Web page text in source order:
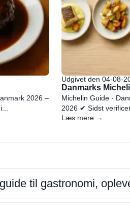
2026 –
Udgivet den 04-08-
Danmarks
Michelin Guide ·
2026 ✔ Sidst
Læs mere →
til gastronomi,